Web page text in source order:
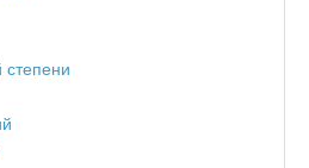
степени